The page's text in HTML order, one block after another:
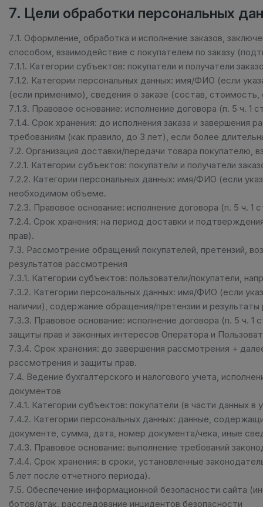
7. Цели обработки персональных
7.1. Оформление, обработка и исполнение заказов,
способом, взаимодействие с покупателем по заказу
7.1.1. Категории субъектов: покупатели и получатели
7.1.2. Категории персональных данных: имя/ФИО (если
(если применимо), сведения о заказе (состав,
7.1.3. Правовое основание: исполнение договора (п. 5 ч. 1
7.1.4. Срок хранения: до исполнения заказа и
требованиям (как правило, до 3 лет), если более
7.2. Организация доставки/передачи товара покупателю,
7.2.1. Категории субъектов: покупатели и получатели
7.2.2. Категории персональных данных: имя/ФИО (если
необходимом объеме.
7.2.3. Правовое основание: исполнение договора (п. 5 ч. 1
7.2.4. Срок хранения: на период доставки и
прав).
7.3. Рассмотрение обращений покупателей, претензий,
результатов рассмотрения
7.3.1. Категории субъектов: пользователи/покупатели,
7.3.2. Категории персональных данных: имя/ФИО (если
наличии), содержание обращения/претензии и
7.3.3. Правовое основание: исполнение договора (п. 5 ч. 1
защиты прав и законных интересов Оператора и
7.3.4. Срок хранения: до завершения рассмотрения +
рассмотрения и защиты прав.
7.4. Ведение бухгалтерского и налогового учета,
документов
7.4.1. Категории субъектов: покупатели (в части данных в
7.4.2. Категории персональных данных: данные,
документе, сумма, дата, номер документа/чека, иные
7.4.3. Правовое основание: выполнение требований
7.4.4. Срок хранения: в сроки, установленные
5 лет после отчетного периода).
7.5. Обеспечение информационной безопасности сайта
ботов/атак, расследование инцидентов безопасности